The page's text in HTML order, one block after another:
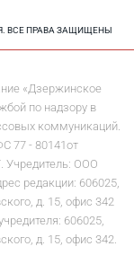
ВСЕ ПРАВА ЗАЩИЩЕНЫ
«Дзержинское
по надзору в
коммуникаций.
77 - 80141от
Учредитель: ООО
редакции: 606025,
д. 15, офис 342
606025,
д. 15, офис 342.